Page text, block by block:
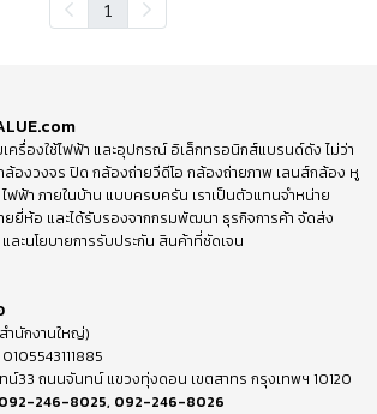
1
เครื่องใช้ไฟฟ้า และอุปกรณ์ อิเล็กทรอนิกส์แบรนด์ดัง ไม่ว่า
ล้องวงจร ปิด กล้องถ่ายวีดีโอ กล้องถ่ายภาพ เลนส์กล้อง หู
ไฟฟ้า ภายในบ้าน แบบครบครัน เราเป็นตัวแทนจำหน่าย
ยยี่ห้อ และได้รับรองจากกรมพัฒนา ธุรกิจการค้า จัดส่ง
ละนโยบายการรับประกัน สินค้าที่ชัดเจน
ำนักงานใหญ่)
น์33 ถนนจันทน์ แขวงทุ่งดอน เขตสาทร กรุงเทพฯ 10120
092-246-8025, 092-246-8026